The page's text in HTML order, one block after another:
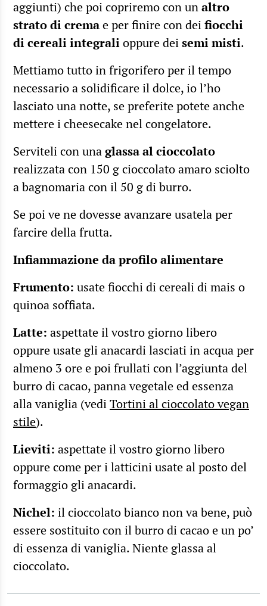
aggiunti) che poi copriremo con unaltro
strato di cremae per finire con deifiocchi
di cereali integralioppure deisemi misti.
Mettiamo tutto in frigorifero per il tempo
necessario a solidificare il dolce, io l’ho
lasciato una notte, se preferite potete anche
mettere i cheesecake nel congelatore.
Serviteli con unaglassa al cioccolato
realizzata con 150 g cioccolato amaro sciolto
a bagnomaria con il 50 g di burro.
Se poi ve ne dovesse avanzare usatela per
farcire della frutta.
Infiammazione da profilo alimentare
Frumento: usate fiocchi di cereali di mais o
quinoa soffiata.
Latte: aspettate il vostro giorno libero
oppure usate gli anacardi lasciati in acqua per
almeno 3 ore e poi frullati con l’aggiunta del
burro di cacao, panna vegetale ed essenza
alla vaniglia (vediTortini al cioccolato vegan
stile).
Lieviti: aspettate il vostro giorno libero
oppure come per i latticini usate al posto del
formaggio gli anacardi.
Nichel: il cioccolato bianco non va bene, può
essere sostituito con il burro di cacao e un po’
di essenza di vaniglia. Niente glassa al
cioccolato.